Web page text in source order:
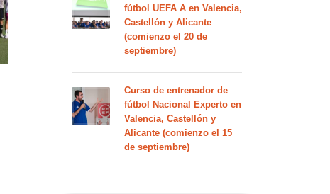
fútbol UEFA A en Valencia,
Castellón y Alicante
(comienzo el 20 de
septiembre)
Curso de entrenador de
fútbol Nacional Experto en
Valencia, Castellón y
Alicante (comienzo el 15
de septiembre)